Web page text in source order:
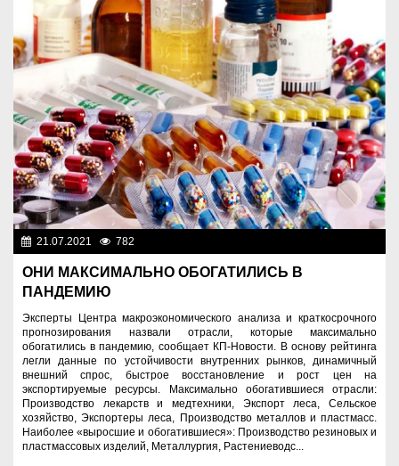
21.07.2021 782
ОНИ МАКСИМАЛЬНО ОБОГАТИЛИСЬ В
ПАНДЕМИЮ
Эксперты Центра макроэкономического анализа и краткосрочного
прогнозирования назвали отрасли, которые максимально
обогатились в пандемию, сообщает КП-Новости. В основу рейтинга
легли данные по устойчивости внутренних рынков, динамичный
внешний спрос, быстрое восстановление и рост цен на
экспортируемые ресурсы. Максимально обогатившиеся отрасли:
Производство лекарств и медтехники, Экспорт леса, Сельское
хозяйство, Экспортеры леса, Производство металлов и пластмасс.
Наиболее «выросшие и обогатившиеся»: Производство резиновых и
пластмассовых изделий, Металлургия, Растениеводс...